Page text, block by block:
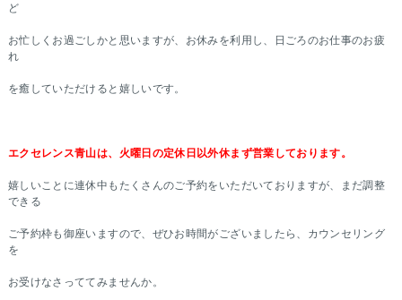
ど
お忙しくお過ごしかと思いますが、お休みを利用し、日ごろのお仕事のお疲
れ
を癒していただけると嬉しいです。
エクセレンス青山は、火曜日の定休日以外休まず営業しております。
嬉しいことに連休中もたくさんのご予約をいただいておりますが、まだ調整
できる
ご予約枠も御座いますので、ぜひお時間がございましたら、カウンセリング
を
お受けなさっててみませんか。